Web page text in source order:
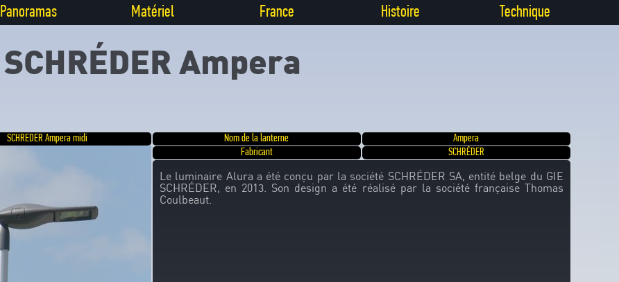
Panoramas Matériel France Histoire Technique
SCHRÉDER Ampera
SCHREDER Ampera midi Nom de la lanterne
Ampera
Fabricant
SCHRÉDER
Le luminaire Alura a été conçu par la société SCHRÉDER SA, entité belge du GIE
SCHRÉDER, en 2013. Son design a été réalisé par la société française Thomas
Coulbeaut.